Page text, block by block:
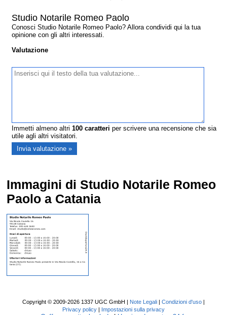
Studio Notarile Romeo Paolo
Conosci Studio Notarile Romeo Paolo? Allora condividi qui la tua
opinione con gli altri interessati.
Valutazione
Immetti almeno altri100 caratteri per scrivere una recensione che sia
utile agli altri visitatori.
Immagini di Studio Notarile Romeo
Paolo a Catania
Copyright © 2009-2026 1337 UGC GmbH | Note Legali| Condizioni d'uso|
Privacy policy| Impostazioni sulla privacy